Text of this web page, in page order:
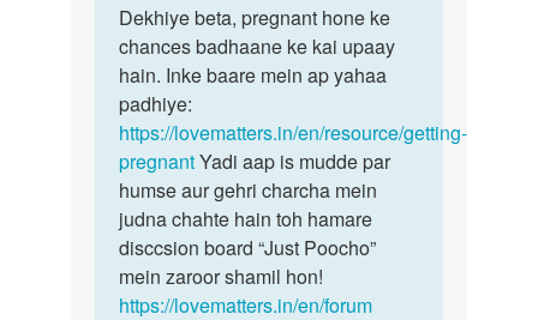
to
Main
pregnant
hona
chahti
hun
by
shilpamitra37
mitra
Dekhiye
beta,
pregnant
hone
Dekhiye beta, pregnant hone ke
chances badhaane ke kai upaay
hain. Inke baare mein ap yahaa
padhiye:
https://lovematters.in/en/resource/getting-
pregnantYadi aap is mudde par
humse aur gehri charcha mein
judna chahte hain toh hamare
disccsion board “Just Poocho”
mein zaroor shamil hon!
https://lovematters.in/en/forum